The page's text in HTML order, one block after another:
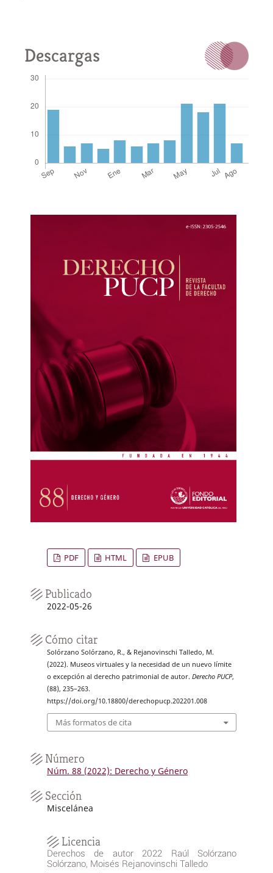
Descargas
PDF HTML EPUB
Publicado
2022-05-26
Cómo citar
Solórzano Solórzano, R., & Rejanovinschi Talledo, M.
(2022). Museos virtuales y la necesidad de un nuevo límite
o excepción al derecho patrimonial de autor. Derecho PUCP,
(88), 235–263.
https://doi.org/10.18800/derechopucp.202201.008
Más formatos de cita
Número
Núm. 88 (2022): Derecho y Género
Sección
Miscelánea
Licencia
Derechos de autor 2022 Raúl Solórzano
Solórzano, Moisés Rejanovinschi Talledo